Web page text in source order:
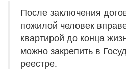
После заключения
пожилой человек
квартирой до конца
можно закрепить в
реестре.